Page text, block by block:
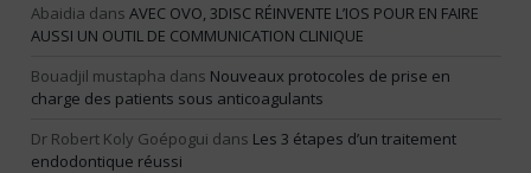
Abaidia dans AVEC OVO, 3DISC RÉINVENTE L’IOS POUR EN FAIRE
AUSSI UN OUTIL DE COMMUNICATION CLINIQUE
Bouadjil mustapha dans Nouveaux protocoles de prise en
charge des patients sous anticoagulants
Dr Robert Koly Goépogui dans Les 3 étapes d’un traitement
endodontique réussi